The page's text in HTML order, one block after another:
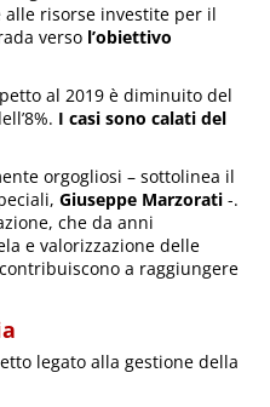
risorse investite per il
verso l’obiettivo
al 2019 è diminuito del
I casi sono calati del
orgogliosi – sottolinea il
Giuseppe Marzorati -.
che da anni
e valorizzazione delle
a raggiungere
legato alla gestione della